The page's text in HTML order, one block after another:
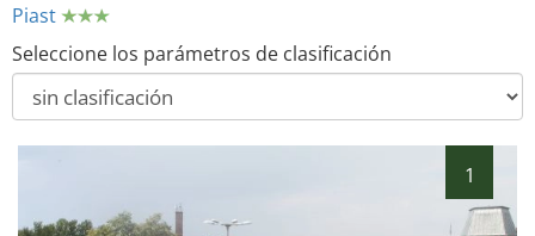
Piast
Seleccione los parámetros de clasificación
1